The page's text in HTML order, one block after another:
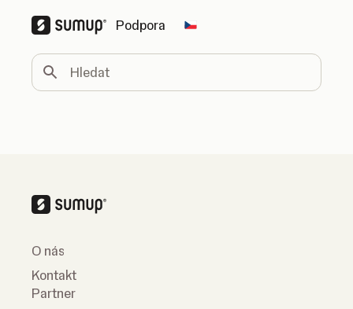
Podpora Change country
Hledat
O nás
Kontakt
Partner